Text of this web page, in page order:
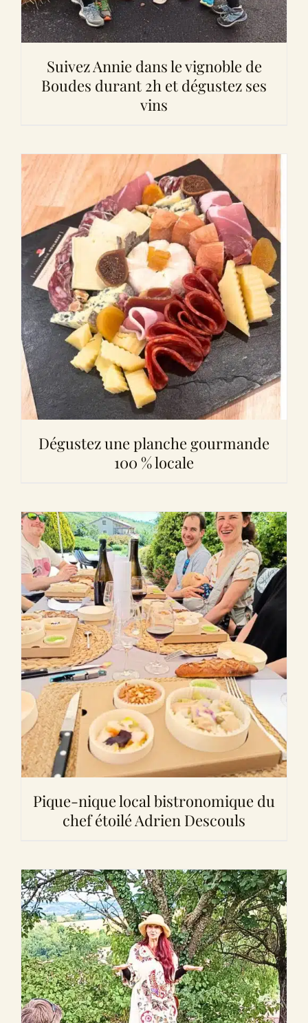
Suivez Annie dans le vignoble de
Boudes durant 2h et dégustez ses
vins
Dégustez une planche gourmande
100 % locale
Pique-nique local bistronomique du
chef étoilé Adrien Descouls